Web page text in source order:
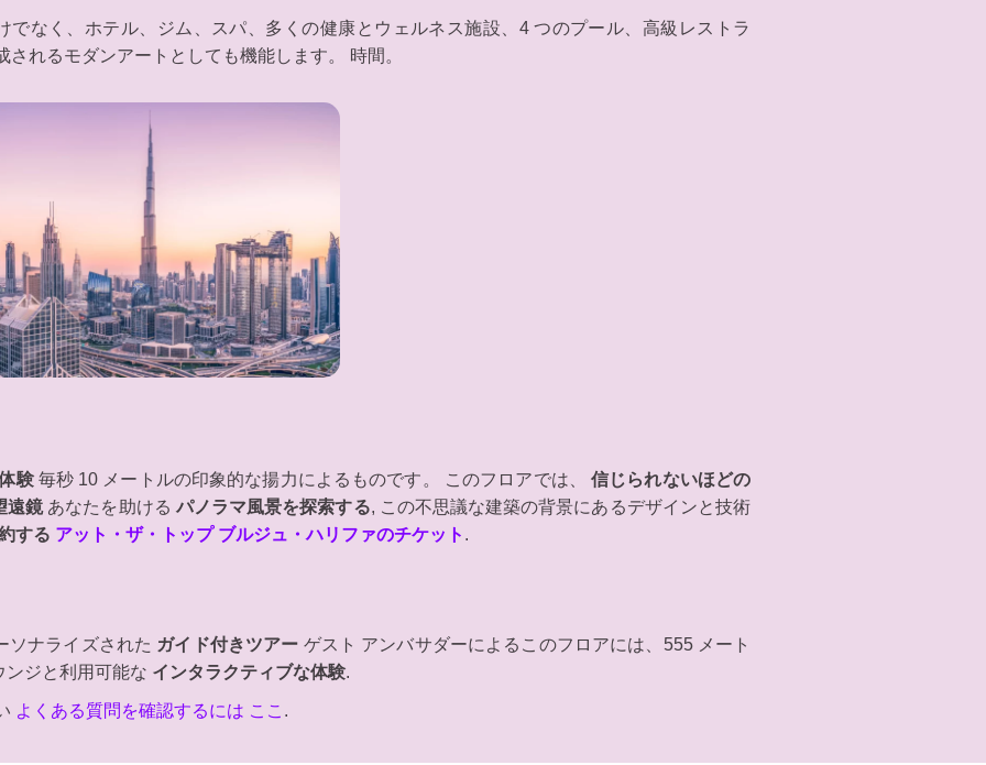
でなく、ホテル、ジム、スパ、多くの健康とウェルネス施設、4 つのプール、高級レストラ
れるモダンアートとしても機能します。 時間。
験毎秒 10 メートルの印象的な揚力によるものです。 このフロアでは、信じられないほどの
遠鏡あなたを助ける パノラマ風景を探索する, この不思議な建築の背景にあるデザインと技術
する アット・ザ・トップ ブルジュ・ハリファのチケット .
ソナライズされた ガイド付きツアー ゲスト アンバサダーによるこのフロアには、555 メート
ジと利用可能な インタラクティブな体験.
よくある質問を確認するには ここ .